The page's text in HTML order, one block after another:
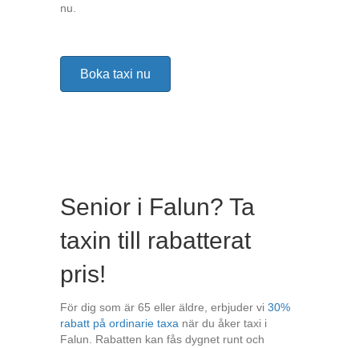
nu.
Boka taxi nu
Senior i Falun? Ta
taxin till rabatterat
pris!
För dig som är 65 eller äldre, erbjuder vi30%
rabatt på ordinarie taxa när du åker taxi i
Falun. Rabatten kan fås dygnet runt och